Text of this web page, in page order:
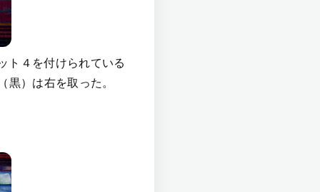
ト４を付けられている
）は右を取った。